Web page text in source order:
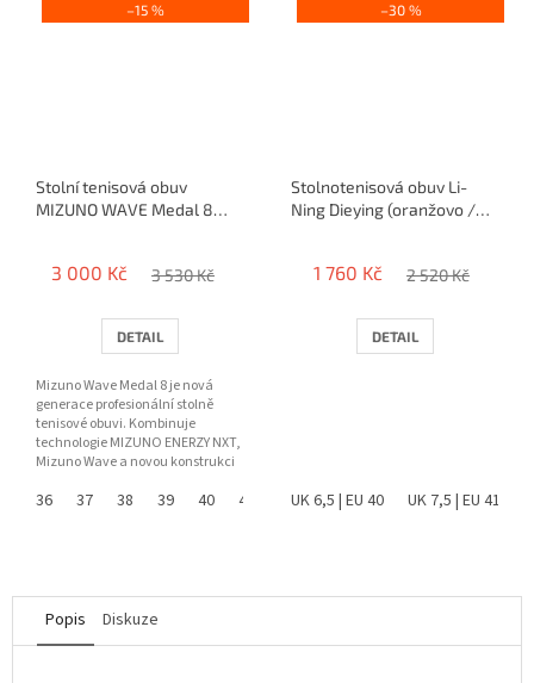
–15 %
Stolní tenisová obuv
MIZUNO WAVE Medal 8
3 000 Kč 3 530 Kč
DETAIL
Mizuno Wave Medal 8 je nová
generace profesionální stolně
tenisové obuvi. Kombinuje
technologie MIZUNO ENERZY NXT,
Mizuno Wave a novou konstrukci
36 37 38 39 40 41 42 43 44 45 46
–30 %
Stolnotenisová obuv Li-
Ning Dieying (oranžovo /
1 760 Kč 2 520 Kč
DETAIL
UK 6,5 | EU 40 UK 7,5 | EU 41
Popis Diskuze